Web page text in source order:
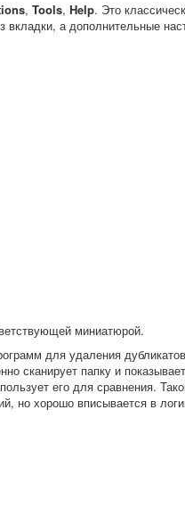
, Tools, Help. Это
вкладки, а дополнительные
миниатюрой.
для удаления
сканирует папку и
его для сравнения.
но хорошо вписывается в